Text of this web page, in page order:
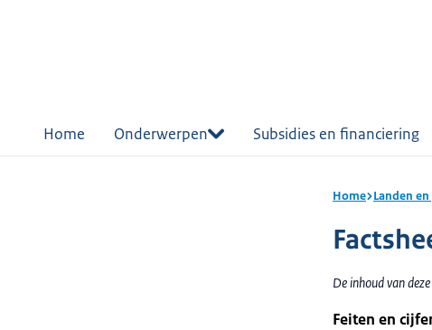
Home Onderwerpen Subsidies en financiering
Home Landen
De inhoud van
Feiten en